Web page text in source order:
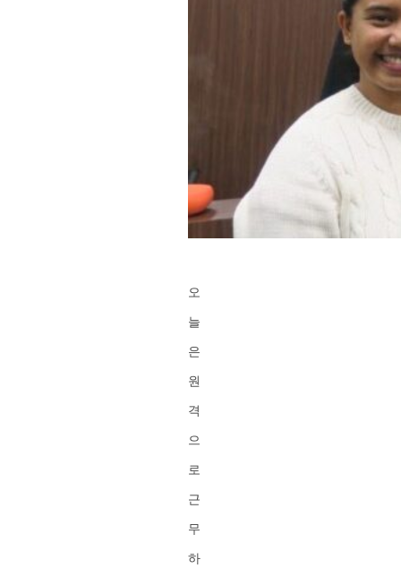
오
늘
은
원
격
으
로
근
무
하